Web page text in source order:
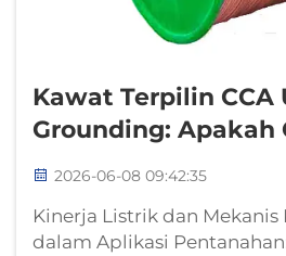
Kawat Terpilin CCA
Grounding: Apakah
2026-06-08 09:42:35
Kinerja Listrik dan Mekanis
dalam Aplikasi